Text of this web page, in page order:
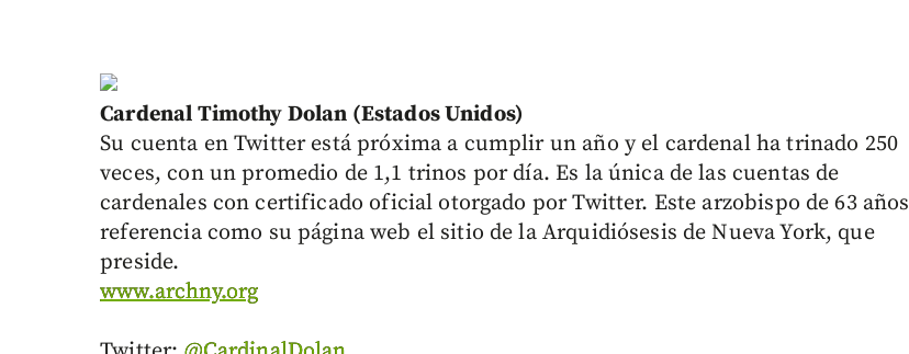
Cardenal Timothy Dolan (Estados Unidos)
Su cuenta en Twitter está próxima a cumplir un año y el cardenal ha trinado 250
veces, con un promedio de 1,1 trinos por día. Es la única de las cuentas de
cardenales con certificado oficial otorgado por Twitter. Este arzobispo de 63 años
referencia como su página web el sitio de la Arquidiósesis de Nueva York, que
preside.
www.archny.org